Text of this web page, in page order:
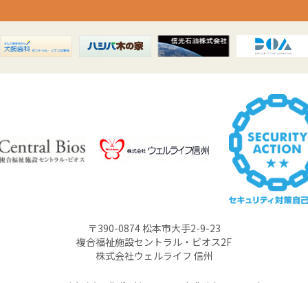
〒390-0874 松本市大手2-9-23
複合福祉施設セントラル・ビオス2F
株式会社ウェルライフ 信州